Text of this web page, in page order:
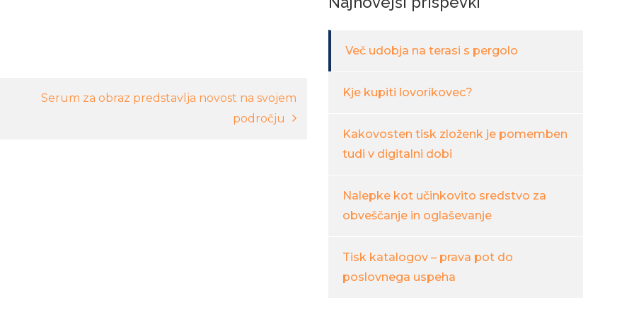
Serum za obraz predstavlja novost na svojem
področju
Več udobja na terasi s pergolo
Kje kupiti lovorikovec?
Kakovosten tisk zloženk je pomemben
tudi v digitalni dobi
Nalepke kot učinkovito sredstvo za
obveščanje in oglaševanje
Tisk katalogov – prava pot do
poslovnega uspeha